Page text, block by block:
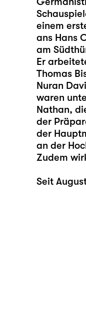
einem
ans Hans
am
Er
Thomas
Nuran
waren
Nathan,
der
der
an der
Zudem
Seit